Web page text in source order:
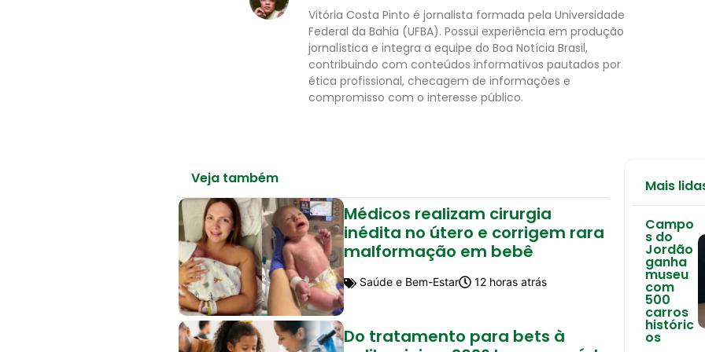
Vitória Costa Pinto é jornalista formada pela Universidade
Federal da Bahia (UFBA). Possui experiência em produção
jornalística e integra a equipe do Boa Notícia Brasil,
contribuindo com conteúdos informativos pautados por
ética profissional, checagem de informações e
compromisso com o interesse público.
Veja também
Médicos realizam cirurgia
inédita no útero e corrigem rara
malformação em bebê
Saúde e Bem-Estar 12 horas atrás
Do tratamento para bets à
Mais
Campo
s do
Jordão
ganha
museu
com
500
carros
históric
os